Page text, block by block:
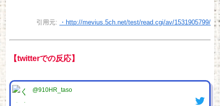
引用元: ・http://mevius.5ch.net/test/read.cgi/av/1531905799/
【twitterでの反応】
@910HR_taso